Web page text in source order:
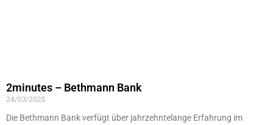
2minutes – Bethmann Bank
24/03/2025
Die Bethmann Bank verfügt über jahrzehntelange Erfahrung im